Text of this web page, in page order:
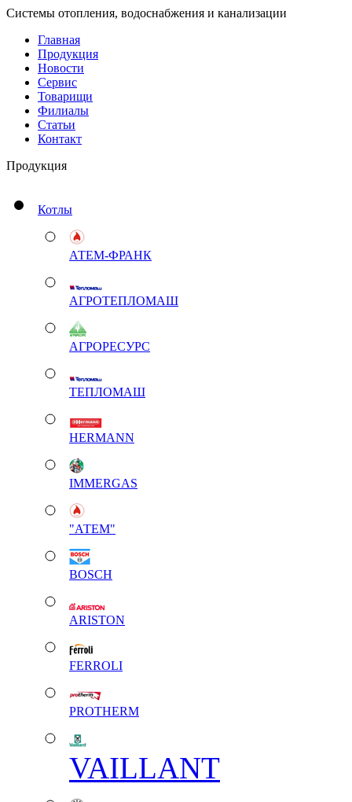
Системы отопления, водоснабжения и канализации
Главная
Продукция
Новости
Сервис
Товарищи
Филиалы
Статьи
Контакт
Продукция
Котлы
АТЕМ-ФРАНК
АГРОТЕПЛОМАШ
АГРОРЕСУРС
ТЕПЛОМАШ
HERMANN
IMMERGAS
"АТЕМ"
BOSCH
ARISTON
FERROLI
PROTHERM
VAILLANT